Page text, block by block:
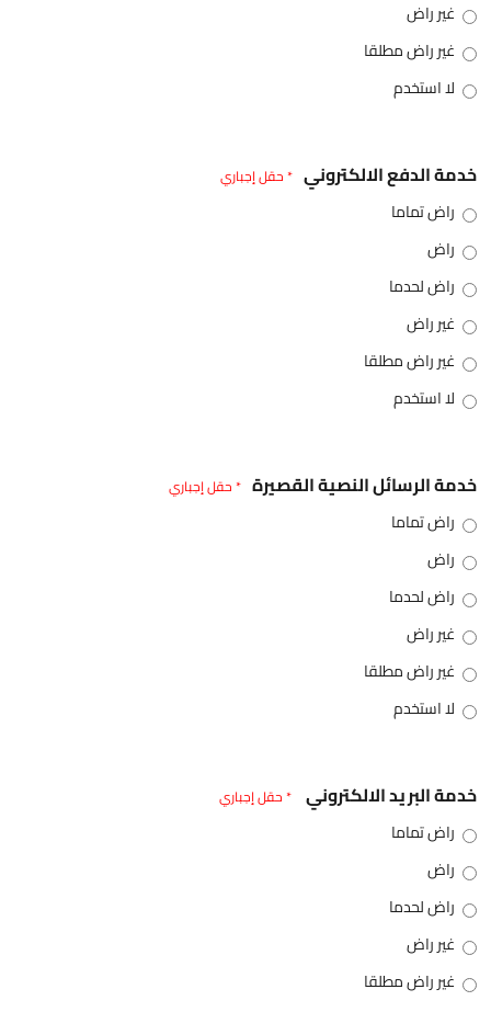
غير راض
غير راض مطلقا
لا استخدم
خدمة الدفع الالكتروني * حقل إجباري
راض تماما
راض
راض لحدما
غير راض
غير راض مطلقا
لا استخدم
خدمة الرسائل النصية القصيرة * حقل إجباري
راض تماما
راض
راض لحدما
غير راض
غير راض مطلقا
لا استخدم
خدمة البريد الالكتروني * حقل إجباري
راض تماما
راض
راض لحدما
غير راض
غير راض مطلقا